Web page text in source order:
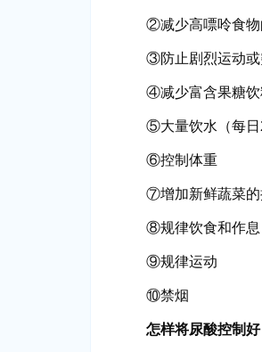
②减少高嘌呤食物
③防止剧烈运动或
④减少富含果糖饮
⑤大量饮水（每日
⑥控制体重
⑦增加新鲜蔬菜的
⑧规律饮食和作息
⑨规律运动
⑩禁烟
怎样将尿酸控制好